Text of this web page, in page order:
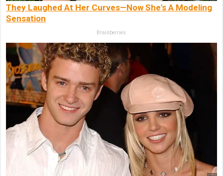
They Laughed At Her Curves—Now She's A Modeling
Sensation
Brainberries